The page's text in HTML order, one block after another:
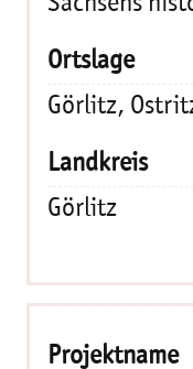
Görlitz,
Görlitz